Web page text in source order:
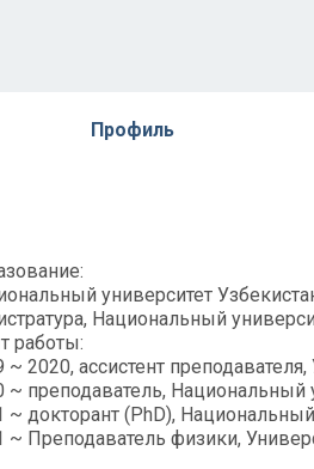
Профиль
университет
Национальный
работы:
~ 2020, ассистент
~ преподаватель, Национальный
~ докторант (PhD),
~ Преподаватель физики,